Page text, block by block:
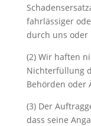
fahrlässiger
durch uns oder
(2) Wir haften
Nichterfüllung
Behörden oder
(3) Der
dass seine